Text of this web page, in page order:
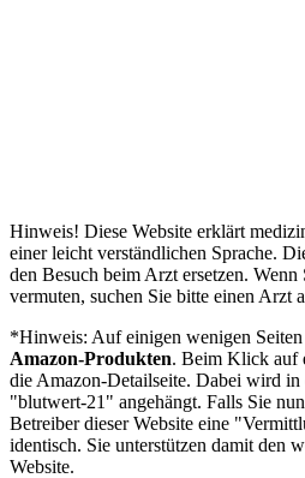
Hinweis! Diese Website erklärt
einer leicht verständlichen Sprache.
den Besuch beim Arzt ersetzen.
vermuten, suchen Sie bitte einen Arzt
*Hinweis: Auf einigen wenigen
Amazon-Produkten. Beim Klick auf
die Amazon-Detailseite. Dabei wird
"blutwert-21" angehängt. Falls Sie
Betreiber dieser Website eine
identisch. Sie unterstützen damit den
Website.